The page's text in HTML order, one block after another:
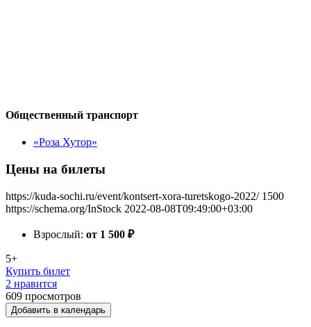
Общественный транспорт
«Роза Хутор»
Цены на билеты
https://kuda-sochi.ru/event/kontsert-xora-turetskogo-2022/ 1500
https://schema.org/InStock 2022-08-08T09:49:00+03:00
Взрослый: от 1 500 ₽
5+
Купить билет
2 нравится
609 просмотров
Добавить в календарь